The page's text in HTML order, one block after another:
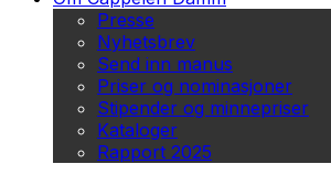
Presse
Nyhetsbrev
Send inn manus
Priser og nominasjoner
Stipender og minnepriser
Kataloger
Rapport 2025